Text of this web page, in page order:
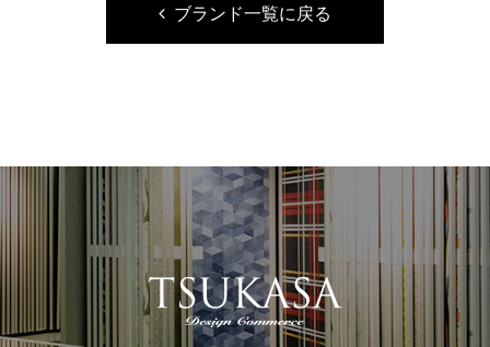
ブランド一覧に戻る